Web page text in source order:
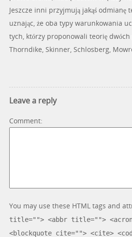
Jeszcze inni przyjmują jakąś odmianę
uznając, że oba typy warunkowania
tych, którzy proponowali teorię dwóch
Thorndike, Skinner, Schlosberg,
Leave a reply
Comment
You may use these HTML tags and
title=""> <abbr title="">
<blockquote cite=""> <cite>